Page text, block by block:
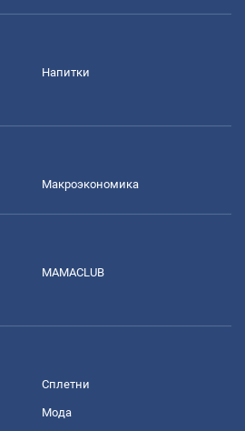
Напитки
Mакроэкономика
MAMACLUB
Сплетни
Мода